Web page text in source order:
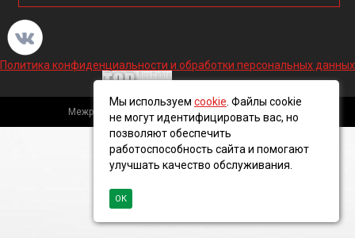
Политика конфиденциальности и обработки персональных данных
Межрегиональная кабельная компания, 2016 ©
Мы используем cookie . Файлы cookie
не могут идентифицировать вас, но
позволяют обеспечить
работоспособность сайта и помогают
улучшать качество обслуживания.
ОК